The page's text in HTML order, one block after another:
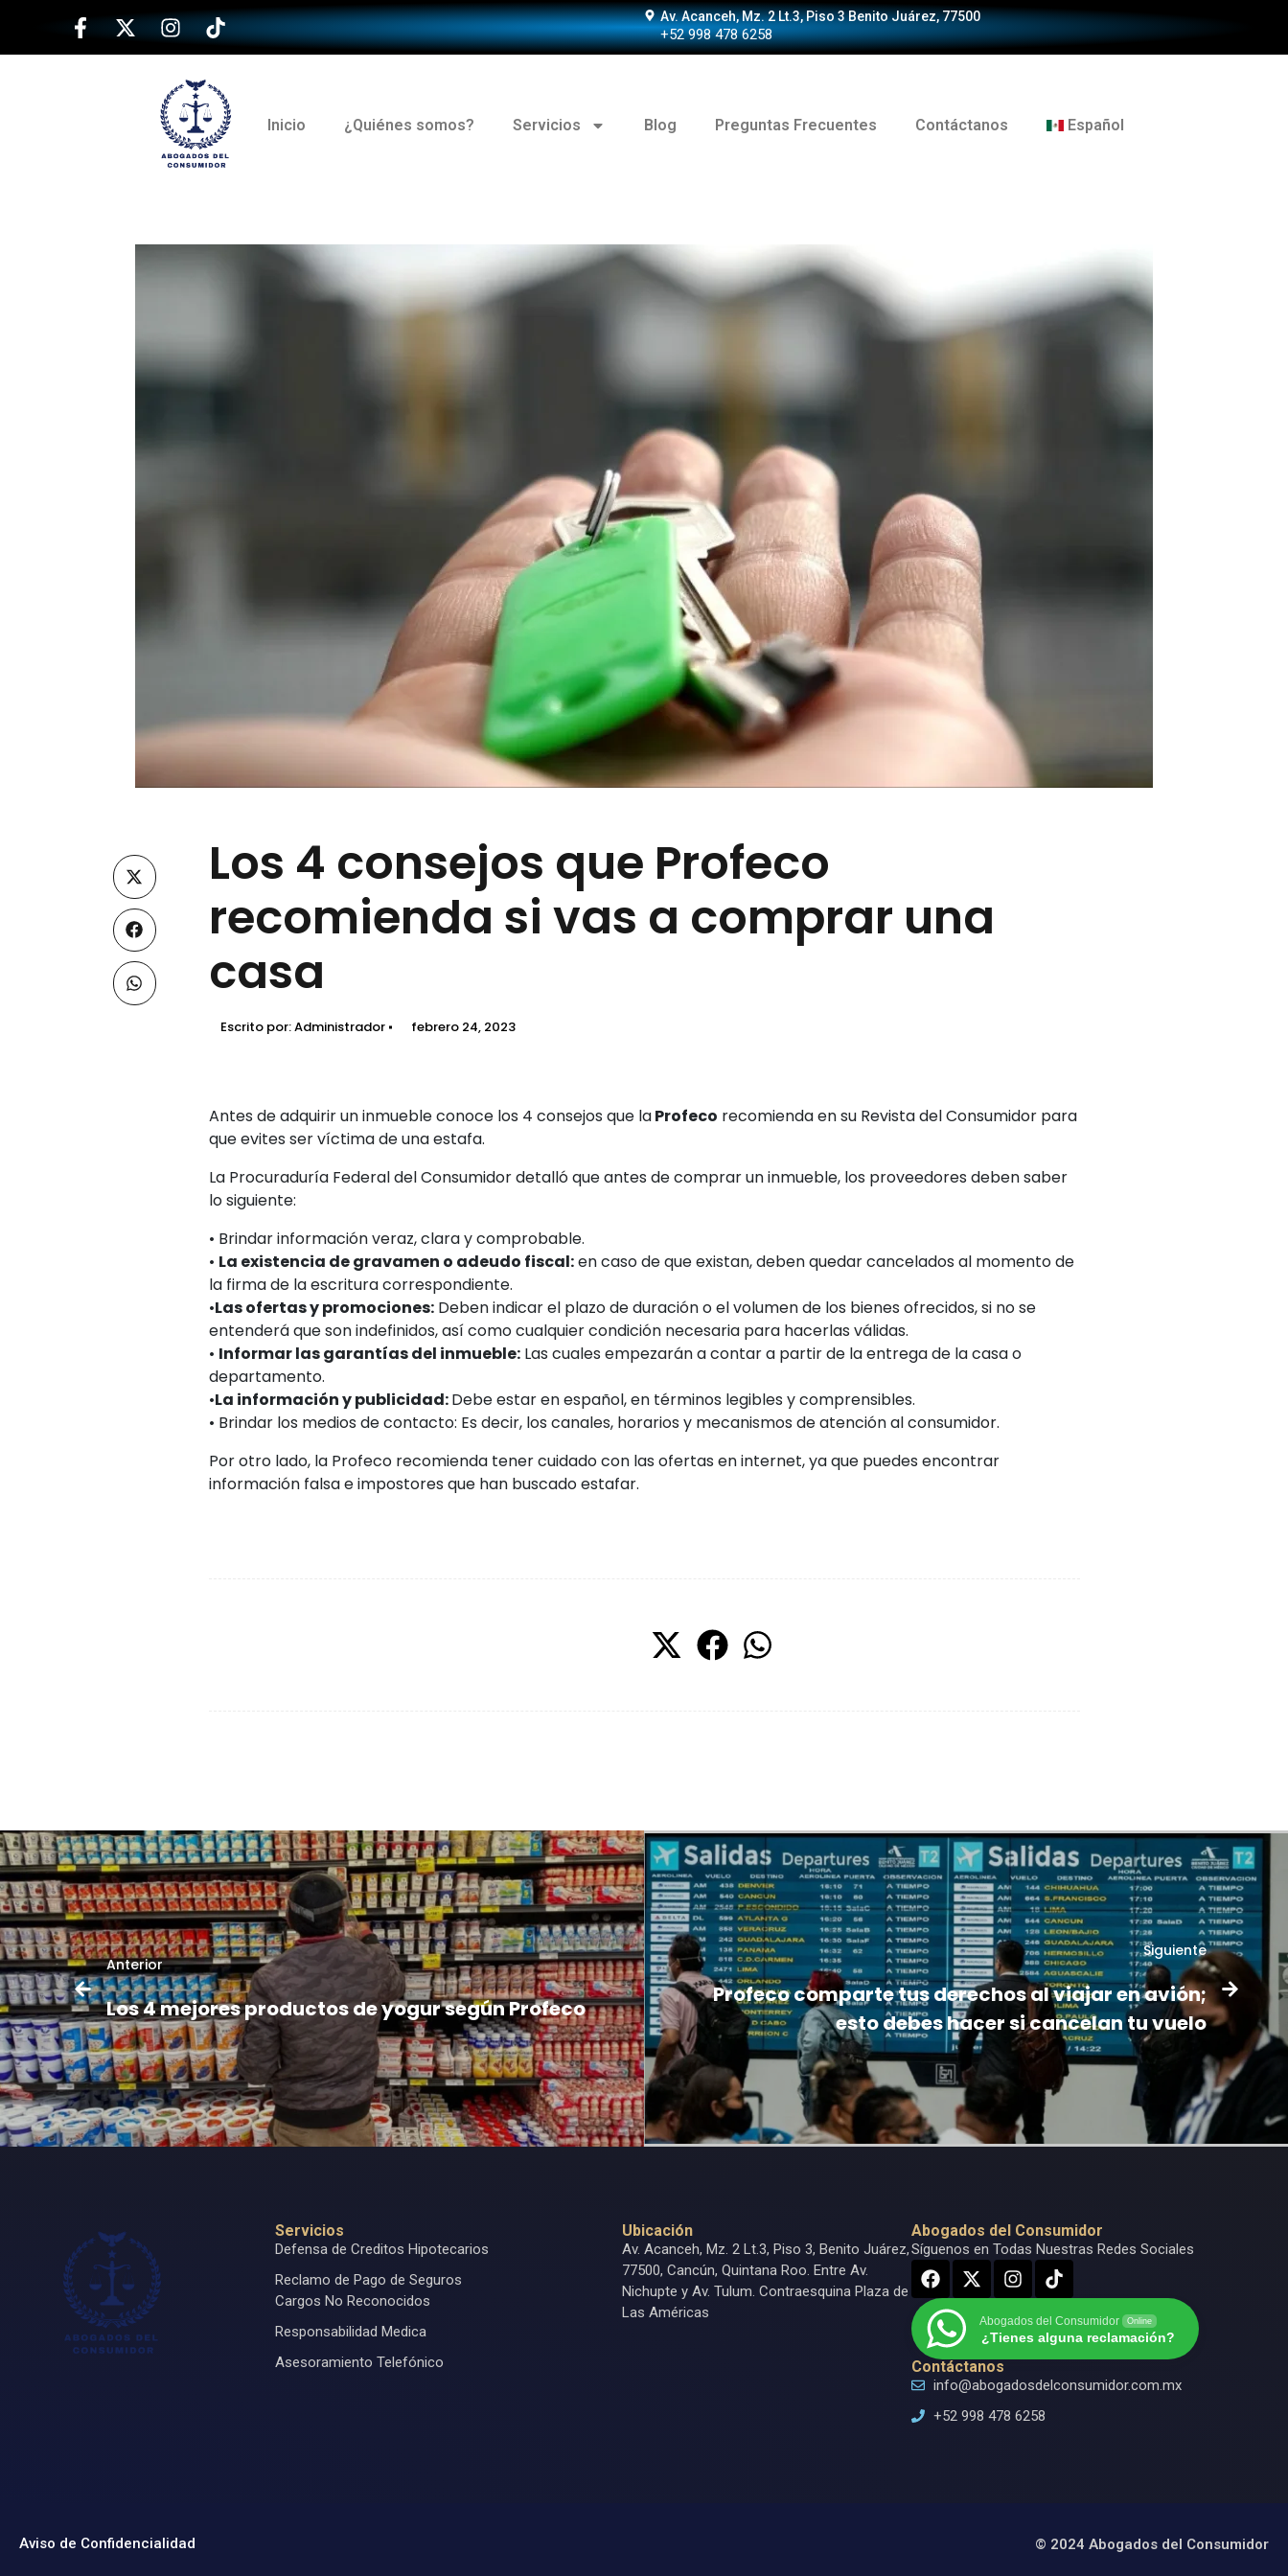
Av. Acanceh, Mz. 2 Lt.3, Piso 3 Benito Juárez, 77500
+52 998 478 6258
Inicio ¿Quiénes somos? Servicios Blog Preguntas Frecuentes Contáctanos Español
Los 4 consejos que Profeco
recomienda si vas a comprar una
casa
Escrito por:Administrador febrero 24, 2023
Antes de adquirir un inmueble conoce los 4 consejos que laProfeco recomienda en su Revista del Consumidor para
que evites ser víctima de una estafa.
La Procuraduría Federal del Consumidor detalló que antes de comprar un inmueble, los proveedores deben saber
lo siguiente:
• Brindar información veraz, clara y comprobable.
• La existencia de gravamen o adeudo fiscal:en caso de que existan, deben quedar cancelados al momento de
la firma de la escritura correspondiente.
•Las ofertas y promociones:Deben indicar el plazo de duración o el volumen de los bienes ofrecidos, si no se
entenderá que son indefinidos, así como cualquier condición necesaria para hacerlas válidas.
• Informar las garantías del inmueble:Las cuales empezarán a contar a partir de la entrega de la casa o
departamento.
•La información y publicidad:Debe estar en español, en términos legibles y comprensibles.
• Brindar los medios de contacto: Es decir, los canales, horarios y mecanismos de atención al consumidor.
Por otro lado, la Profeco recomienda tener cuidado con las ofertas en internet, ya que puedes encontrar
información falsa e impostores que han buscado estafar.
Anterior
Los 4 mejores productos de yogur según Profeco
Siguiente
Profeco comparte tus derechos al viajar en avión;
esto debes hacer si cancelan tu vuelo
Servicios
Defensa de Creditos Hipotecarios
Reclamo de Pago de Seguros
Cargos No Reconocidos
Responsabilidad Medica
Asesoramiento Telefónico
Ubicación
Av. Acanceh, Mz. 2 Lt.3, Piso 3, Benito Juárez,
77500, Cancún, Quintana Roo. Entre Av.
Nichupte y Av. Tulum. Contraesquina Plaza de
Las Américas
Abogados del Consumidor
Síguenos en Todas Nuestras Redes Sociales
Abogados del Consumidor Online
¿Tienes alguna reclamación?
Contáctanos
info@abogadosdelconsumidor.com.mx
+52 998 478 6258
Aviso de Confidencialidad © 2024 Abogados del Consumidor